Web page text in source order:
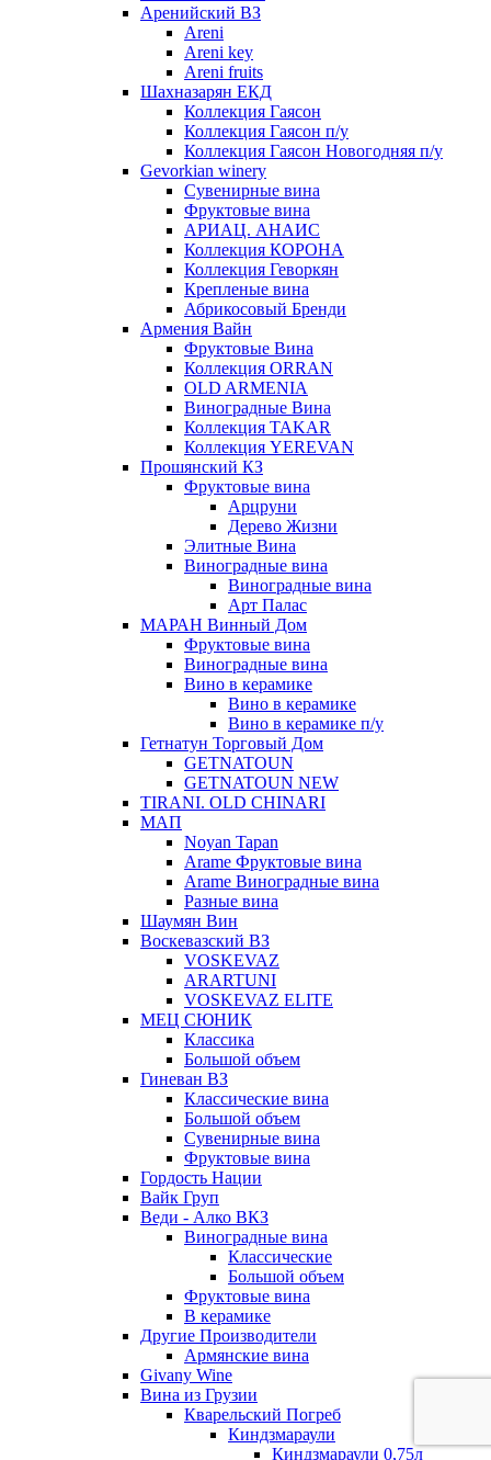
Аренийский ВЗ
Areni
Areni key
Areni fruits
Шахназарян ЕКД
Коллекция Гаясон
Коллекция Гаясон п/у
Коллекция Гаясон Новогодняя п/у
Gevorkian winery
Сувенирные вина
Фруктовые вина
АРИАЦ. АНАИС
Коллекция КОРОНА
Коллекция Геворкян
Крепленые вина
Абрикосовый Бренди
Армения Вайн
Фруктовые Вина
Коллекция ORRAN
OLD ARMENIA
Виноградные Вина
Коллекция TAKAR
Коллекция YEREVAN
Прошянский КЗ
Фруктовые вина
Арцруни
Дерево Жизни
Элитные Вина
Виноградные вина
Виноградные вина
Арт Палас
МАРАН Винный Дом
Фруктовые вина
Виноградные вина
Вино в керамике
Вино в керамике
Вино в керамике п/у
Гетнатун Торговый Дом
GETNATOUN
GETNATOUN NEW
TIRANI. OLD CHINARI
МАП
Noyan Tapan
Arame Фруктовые вина
Arame Виноградные вина
Разные вина
Шаумян Вин
Воскевазский ВЗ
VOSKEVAZ
ARARTUNI
VOSKEVAZ ELITE
МЕЦ СЮНИК
Классика
Большой объем
Гиневан ВЗ
Классические вина
Большой объем
Сувенирные вина
Фруктовые вина
Гордость Нации
Вайк Груп
Веди - Алко ВКЗ
Виноградные вина
Классические
Большой объем
Фруктовые вина
В керамике
Другие Производители
Армянские вина
Givany Wine
Вина из Грузии
Кварельский Погреб
Киндзмараули
Киндзмараули 0,75л